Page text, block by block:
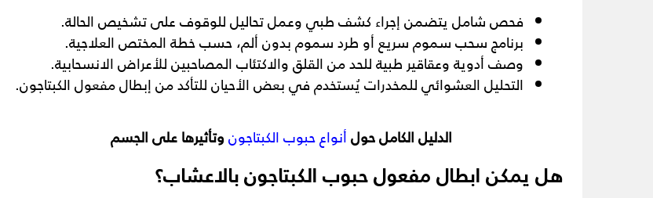
فحص شامل يتضمن إجراء كشف طبي وعمل تحاليل للوقوف على تشخيص الحالة.
برنامج سحب سموم سريع أو طرد سموم بدون ألم، حسب خطة المختص العلاجية.
وصف أدوية وعقاقير طبية للحد من القلق والاكتئاب المصاحبين للأعراض الانسحابية.
التحليل العشوائي للمخدرات يُستخدم في بعض الأحيان للتأكد من إبطال مفعول الكبتاجون.
الدليل الكامل حولأنواع حبوب الكبتاجونوتأثيرها على الجسم
هل يمكن ابطال مفعول حبوب الكبتاجون بالاعشاب؟